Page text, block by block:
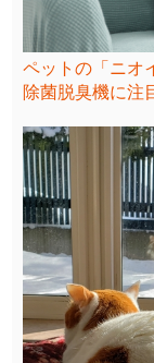
ペットの「ニオ
除菌脱臭機に注